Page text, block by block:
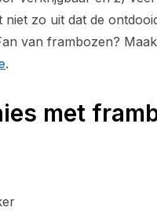
zo uit dat de
van frambozen?
.
met